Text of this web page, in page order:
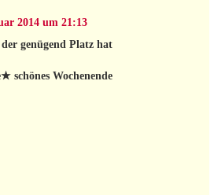
2014 um 21:13
genügend Platz hat
schönes Wochenende